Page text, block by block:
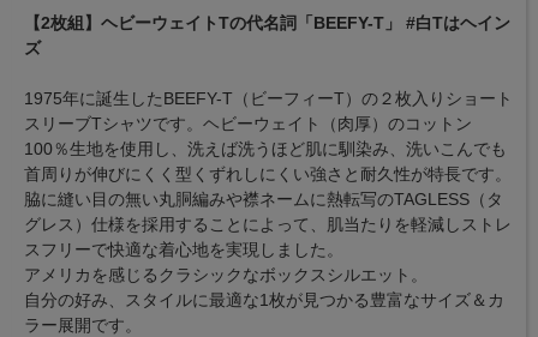
【2枚組】ヘビーウェイトTの代名詞「BEEFY-T」 #白Tはヘイン
ズ
1975年に誕生したBEEFY-T（ビーフィーT）の２枚入りショート
スリーブTシャツです。ヘビーウェイト（肉厚）のコットン
100％生地を使用し、洗えば洗うほど肌に馴染み、洗いこんでも
首周りが伸びにくく型くずれしにくい強さと耐久性が特長です。
脇に縫い目の無い丸胴編みや襟ネームに熱転写のTAGLESS（タ
グレス）仕様を採用することによって、肌当たりを軽減しストレ
スフリーで快適な着心地を実現しました。
アメリカを感じるクラシックなボックスシルエット。
自分の好み、スタイルに最適な1枚が見つかる豊富なサイズ＆カ
ラー展開です。